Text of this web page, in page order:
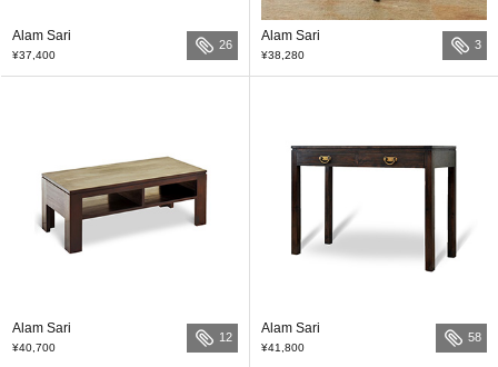
Alam Sari
¥37,400
26
Alam Sari
¥38,280
3
Alam Sari
¥40,700
12
Alam Sari
¥41,800
58